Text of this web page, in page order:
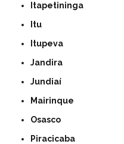
Itapetininga
Itu
Itupeva
Jandira
Jundiaí
Mairinque
Osasco
Piracicaba